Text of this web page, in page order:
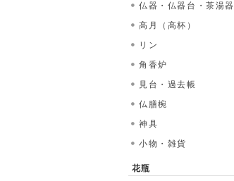
仏器・仏器台・茶湯器
高月（高杯）
リン
角香炉
見台・過去帳
仏膳椀
神具
小物・雑貨
花瓶